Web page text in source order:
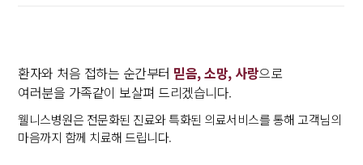
환자와 처음 접하는 순간부터 믿음, 소망, 사랑으로
여러분을 가족같이 보살펴 드리겠습니다.
웰니스병원은 전문화된 진료와 특화된 의료서비스를 통해 고객님의
마음까지 함께 치료해 드립니다.